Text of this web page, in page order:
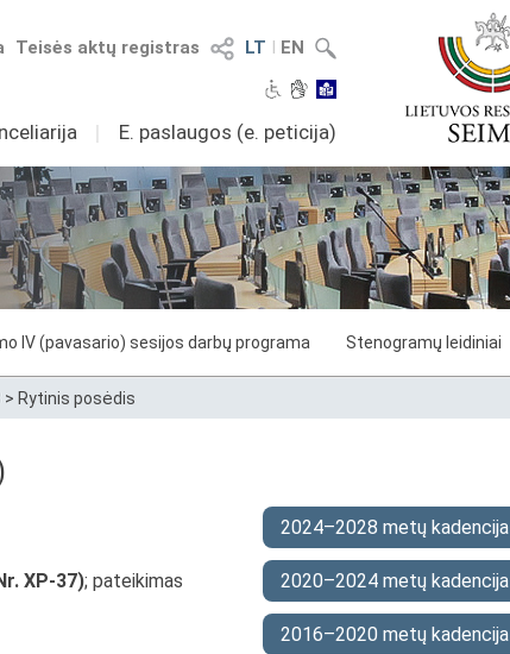
LT I EN
Teisės aktų registras
I E. paslaugos (e. peticija)
IV (pavasario) sesijos darbų programa Stenogramų leidiniai
> Rytinis posėdis
XP-37); pateikimas
2024–2028 metų kadencija
2020–2024 metų kadencija
2016–2020 metų kadencija